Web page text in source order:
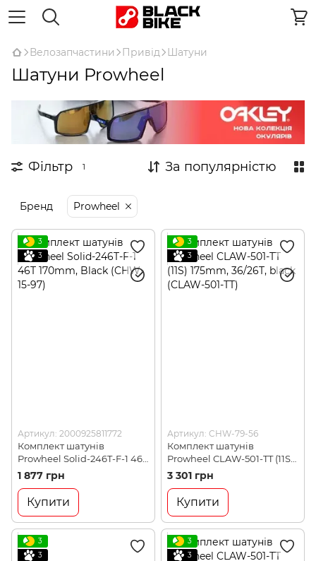
Велозапчастини Привід Шатуни
Шатуни Prowheel
Фільтр 1 За популярністю
Бренд Prowheel
3
3
Артикул: 2000925811772
Комплект шатунів
Prowheel Solid-246T-F-1 46T
170mm, Black (CHW-15-97)
1 877 грн
Купити
3
3
Артикул: CHW-79-56
Комплект шатунів
Prowheel CLAW-501-TT (11S)
175mm, 36/26T, black
(CLAW-501-TT)
3 301 грн
Купити
3
3
3
3